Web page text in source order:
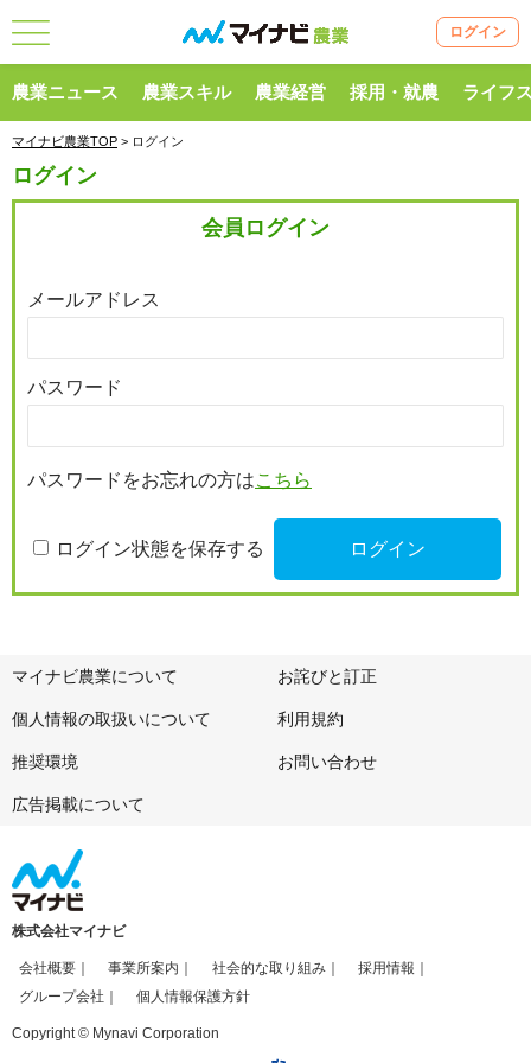
ログイン
農業ニュース 農業スキル 農業経営 採用・就農 ライフ
マイナビ農業TOP > ログイン
ログイン
会員ログイン
メールアドレス
パスワード
パスワードをお忘れの方はこちら
ログイン状態を保存する
マイナビ農業について お詫びと訂正
個人情報の取扱いについて 利用規約
推奨環境 お問い合わせ
広告掲載について
株式会社マイナビ
会社概要 事業所案内 社会的な取り組み
採用情報
グループ会社
個人情報保護方針
Copyright © Mynavi Corporation